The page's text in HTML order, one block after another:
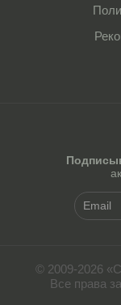
© 2009-2026
Все права